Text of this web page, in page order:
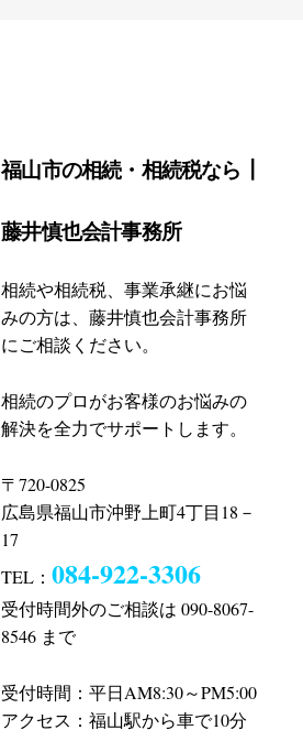
福山市の相続・相続税なら┃
藤井慎也会計事務所
相続や相続税、事業承継にお悩
みの方は、藤井慎也会計事務所
にご相談ください。
相続のプロがお客様のお悩みの
解決を全力でサポートします。
〒720-0825
広島県福山市沖野上町4丁目18－
17
TEL：084-922-3306
受付時間外のご相談は 090-8067-
8546 まで
受付時間：平日AM8:30～PM5:00
アクセス：福山駅から車で10分